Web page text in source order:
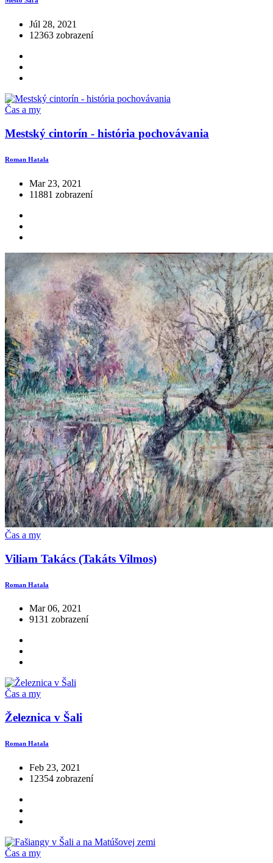
Júl 28, 2021
12363 zobrazení
Čas a my
Mestský cintorín - história pochovávania
Roman Hatala
Mar 23, 2021
11881 zobrazení
Čas a my
Viliam Takács (Takáts Vilmos)
Roman Hatala
Mar 06, 2021
9131 zobrazení
Čas a my
Železnica v Šali
Roman Hatala
Feb 23, 2021
12354 zobrazení
Čas a my